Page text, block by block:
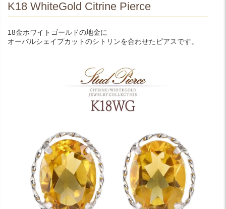
K18 WhiteGold Citrine Pierce
18金ホワイトゴールドの地金に
オーバルシェイプカットのシトリンを合わせたピアスです。